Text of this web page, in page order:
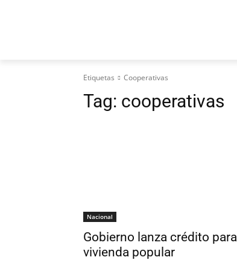
Etiquetas Cooperativas
Tag: cooperativas
Nacional
Gobierno lanza crédito para
vivienda popular